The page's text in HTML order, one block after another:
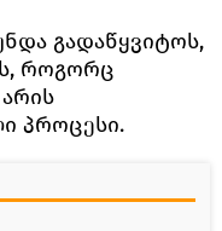
გადაწყვიტოს,
როგორც
პროცესი.